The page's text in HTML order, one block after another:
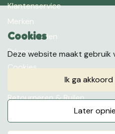
Klantenservice
Merken
Voorwaarden
Privacy
Cookies
Retourneren & Ruilen
Cookies
Deze website maakt gebruik
ik ga
later